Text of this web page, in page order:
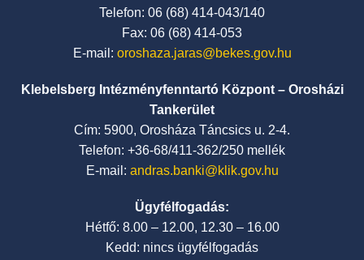
Telefon: 06 (68) 414-043/140
Fax: 06 (68) 414-053
E-mail: oroshaza.jaras@bekes.gov.hu
Klebelsberg Intézményfenntartó Központ – Orosházi
Tankerület
Cím: 5900, Orosháza Táncsics u. 2-4.
Telefon: +36-68/411-362/250 mellék
E-mail: andras.banki@klik.gov.hu
Ügyfélfogadás:
Hétfő: 8.00 – 12.00, 12.30 – 16.00
Kedd: nincs ügyfélfogadás